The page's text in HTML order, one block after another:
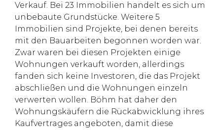
Verkauf. Bei 23 Immobilien handelt es sich um
unbebaute Grundstücke. Weitere 5
Immobilien sind Projekte, bei denen bereits
mit den Bauarbeiten begonnen worden war.
Zwar waren bei diesen Projekten einige
Wohnungen verkauft worden, allerdings
fanden sich keine Investoren, die das Projekt
abschließen und die Wohnungen einzeln
verwerten wollen. Böhm hat daher den
Wohnungskäufern die Rückabwicklung ihres
Kaufvertrages angeboten, damit diese